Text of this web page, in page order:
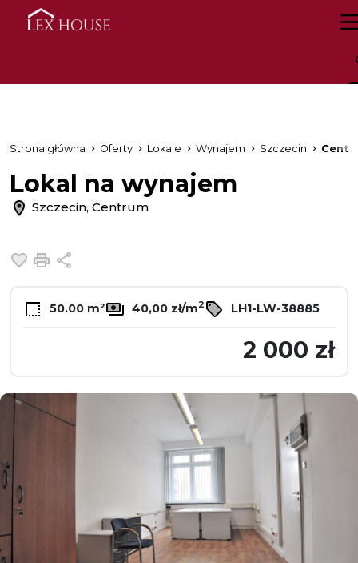
Strona główna Oferty Lokale Wynajem Szczecin
Lokal na wynajem
Szczecin, Centrum
Dodaj do ulubionych
Drukuj
50.00 m² 40,00 zł/m2 LH1-LW-38885
2 000 zł